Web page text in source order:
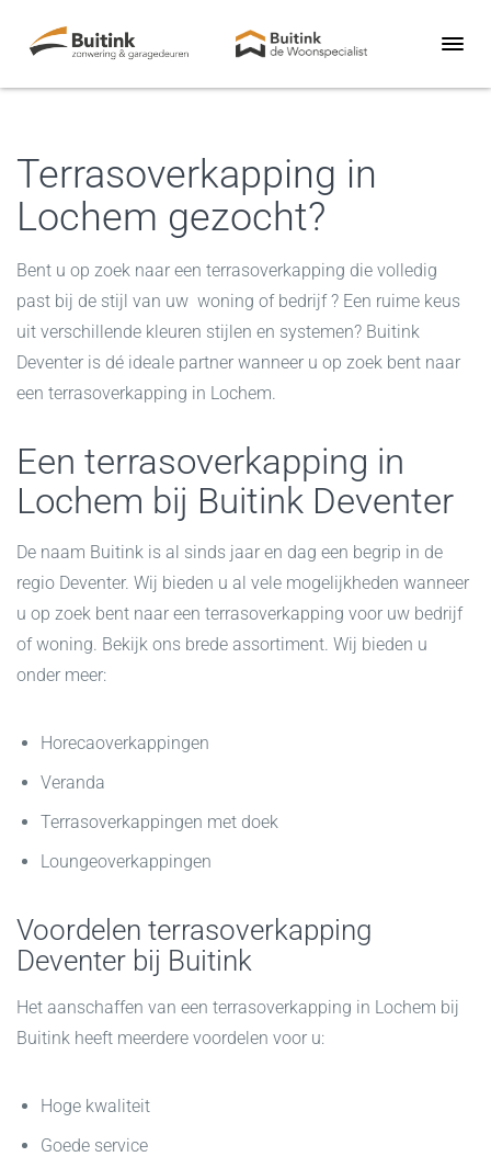
Terrasoverkapping in
Lochem gezocht?
Bent u op zoek naar een terrasoverkapping die volledig
past bij de stijl van uw woning of bedrijf ? Een ruime keus
uit verschillende kleuren stijlen en systemen? Buitink
Deventer is dé ideale partner wanneer u op zoek bent naar
een terrasoverkapping in Lochem.
Een terrasoverkapping in
Lochem bij Buitink Deventer
De naam Buitink is al sinds jaar en dag een begrip in de
regio Deventer. Wij bieden u al vele mogelijkheden wanneer
u op zoek bent naar een terrasoverkapping voor uw bedrijf
of woning. Bekijk ons brede assortiment. Wij bieden u
onder meer:
Horecaoverkappingen
Veranda
Terrasoverkappingen met doek
Loungeoverkappingen
Voordelen terrasoverkapping
Deventer bij Buitink
Het aanschaffen van een terrasoverkapping in Lochem bij
Buitink heeft meerdere voordelen voor u:
Hoge kwaliteit
Goede service